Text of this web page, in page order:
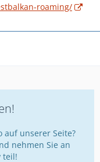
roaming/
auf unserer Seite?
nehmen Sie an
teil!